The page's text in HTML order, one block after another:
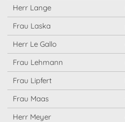
Herr Lange
Frau Laska
Herr Le Gallo
Frau Lehmann
Frau Lipfert
Frau Maas
Herr Meyer